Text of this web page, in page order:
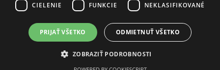
2014 - 2026 © ROSLER s.r.o.
Tvorba web stránok
aredakčný systém odAlejTech, spol. s r.o.
CIELENIE FUNKCIE NEKLASIFIKOVANÉ
PRIJAŤ VŠETKO ODMIETNUŤ VŠETKO
ZOBRAZIŤ PODROBNOSTI